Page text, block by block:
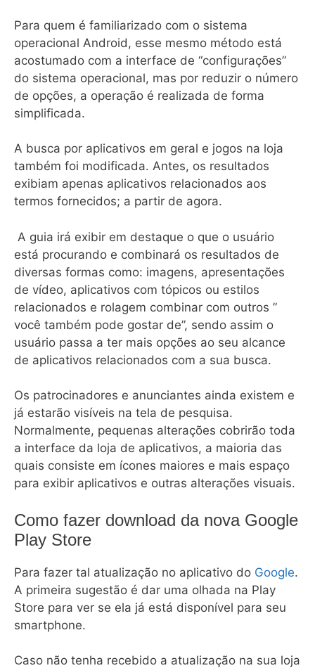
Para quem é familiarizado com o sistema
operacional Android, esse mesmo método está
acostumado com a interface de “configurações”
do sistema operacional, mas por reduzir o número
de opções, a operação é realizada de forma
simplificada.
A busca por aplicativos em geral e jogos na loja
também foi modificada. Antes, os resultados
exibiam apenas aplicativos relacionados aos
termos fornecidos; a partir de agora.
A guia irá exibir em destaque o que o usuário
está procurando e combinará os resultados de
diversas formas como: imagens, apresentações
de vídeo, aplicativos com tópicos ou estilos
relacionados e rolagem combinar com outros ”
você também pode gostar de”, sendo assim o
usuário passa a ter mais opções ao seu alcance
de aplicativos relacionados com a sua busca.
Os patrocinadores e anunciantes ainda existem e
já estarão visíveis na tela de pesquisa.
Normalmente, pequenas alterações cobrirão toda
a interface da loja de aplicativos, a maioria das
quais consiste em ícones maiores e mais espaço
para exibir aplicativos e outras alterações visuais.
Como fazer download da nova Google
Play Store
Para fazer tal atualização no aplicativo do Google.
A primeira sugestão é dar uma olhada na Play
Store para ver se ela já está disponível para seu
smartphone.
Caso não tenha recebido a atualização na sua loja